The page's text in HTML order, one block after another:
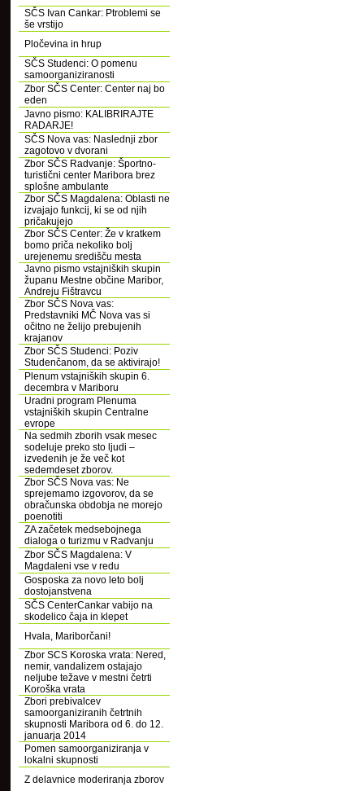
SČS Ivan Cankar: Ptroblemi se
še vrstijo
Pločevina in hrup
SČS Studenci: O pomenu
samoorganiziranosti
Zbor SČS Center: Center naj bo
eden
Javno pismo: KALIBRIRAJTE
RADARJE!
SČS Nova vas: Naslednji zbor
zagotovo v dvorani
Zbor SČS Radvanje: Športno-
turistični center Maribora brez
splošne ambulante
Zbor SČS Magdalena: Oblasti ne
izvajajo funkcij, ki se od njih
pričakujejo
Zbor SČS Center: Že v kratkem
bomo priča nekoliko bolj
urejenemu središču mesta
Javno pismo vstajniških skupin
županu Mestne občine Maribor,
Andreju Fištravcu
Zbor SČS Nova vas:
Predstavniki MČ Nova vas si
očitno ne želijo prebujenih
krajanov
Zbor SČS Studenci: Poziv
Studenčanom, da se aktivirajo!
Plenum vstajniških skupin 6.
decembra v Mariboru
Uradni program Plenuma
vstajniških skupin Centralne
evrope
Na sedmih zborih vsak mesec
sodeluje preko sto ljudi –
izvedenih je že več kot
sedemdeset zborov.
Zbor SČS Nova vas: Ne
sprejemamo izgovorov, da se
obračunska obdobja ne morejo
poenotiti
ZA začetek medsebojnega
dialoga o turizmu v Radvanju
Zbor SČS Magdalena: V
Magdaleni vse v redu
Gosposka za novo leto bolj
dostojanstvena
SČS CenterCankar vabijo na
skodelico čaja in klepet
Hvala, Mariborčani!
Zbor SCS Koroska vrata: Nered,
nemir, vandalizem ostajajo
neljube težave v mestni četrti
Koroška vrata
Zbori prebivalcev
samoorganiziranih četrtnih
skupnosti Maribora od 6. do 12.
januarja 2014
Pomen samoorganiziranja v
lokalni skupnosti
Z delavnice moderiranja zborov